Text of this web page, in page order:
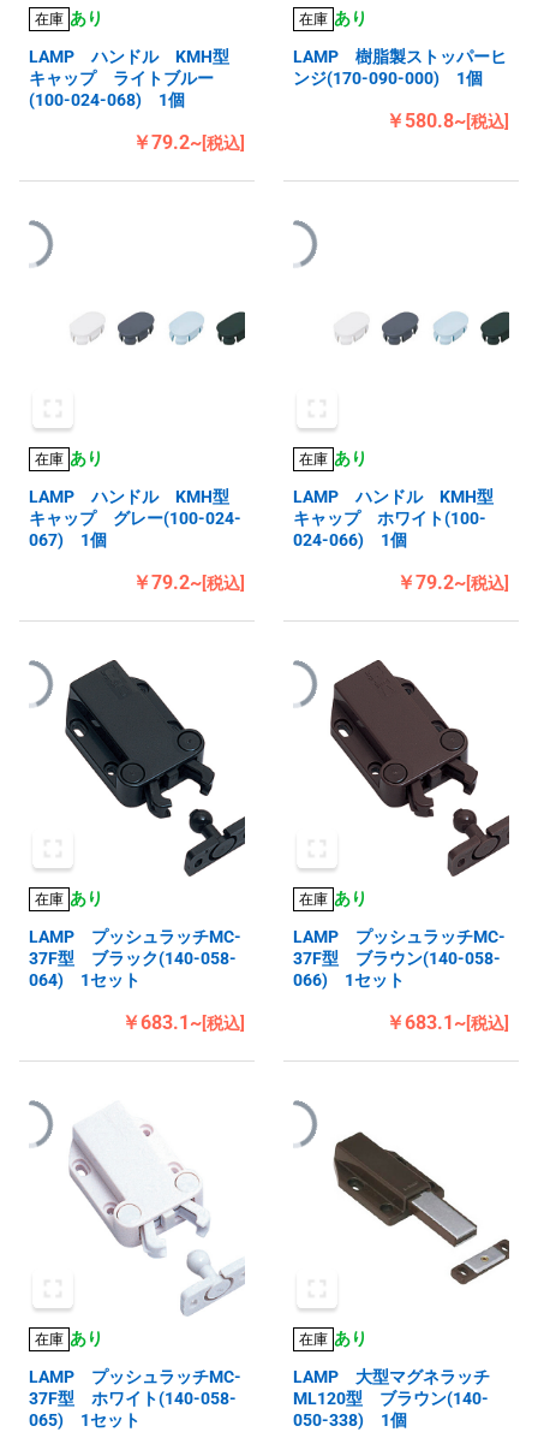
在庫 あり
LAMP ハンドル KMH型
キャップ ライトブルー
(100-024-068) 1個
￥79.2~[税込]
在庫 あり
LAMP 樹脂製ストッパーヒ
ンジ(170-090-000) 1個
￥580.8~[税込]
在庫 あり
LAMP ハンドル KMH型
キャップ グレー(100-024-
067) 1個
￥79.2~[税込]
在庫 あり
LAMP ハンドル KMH型
キャップ ホワイト(100-
024-066) 1個
￥79.2~[税込]
在庫 あり
LAMP プッシュラッチMC-
37F型 ブラック(140-058-
064) 1セット
￥683.1~[税込]
在庫 あり
LAMP プッシュラッチMC-
37F型 ブラウン(140-058-
066) 1セット
￥683.1~[税込]
在庫 あり
LAMP プッシュラッチMC-
37F型 ホワイト(140-058-
065) 1セット
在庫 あり
LAMP 大型マグネラッチ
ML120型 ブラウン(140-
050-338) 1個